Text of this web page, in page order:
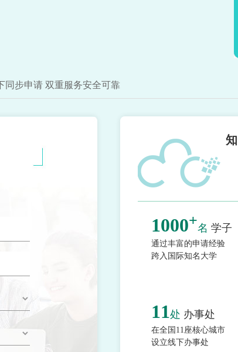
同步申请 双重服务安全可靠
1000+名 学子
通过丰富的申请经验
跨入国际知名大学
11处 办事处
在全国11座核心城市
设立线下办事处